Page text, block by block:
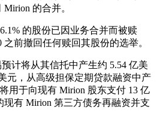
的合并。
的股份已因业务合并而被赎
前撤回任何赎回其股份的选举。
计将从其信托中产生约 5.54 亿美
元，从高级担保定期贷款融资中产
用于向现有 Mirion 股东支付 13 亿
现有 Mirion 第三方债务再融资并支